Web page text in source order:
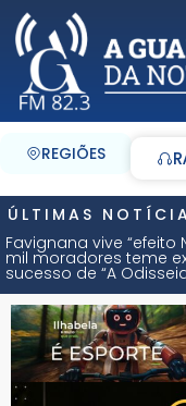
REGIÕES
ÚLTIMAS
Favignana vive “efeito
mil moradores teme
sucesso de “A